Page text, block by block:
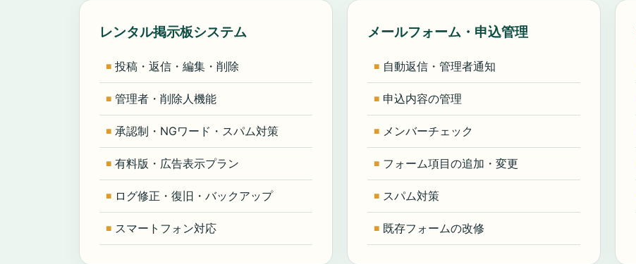
レンタル掲示板システム
投稿・返信・編集・削除
管理者・削除人機能
承認制・NGワード・スパム対策
有料版・広告表示プラン
ログ修正・復旧・バックアップ
スマートフォン対応
メールフォーム・申込管理
自動返信・管理者通知
申込内容の管理
メンバーチェック
フォーム項目の追加・変更
スパム対策
既存フォームの改修